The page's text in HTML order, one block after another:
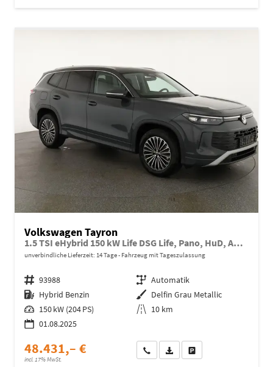
Volkswagen Tayron
1.5 TSI eHybrid 150 kW Life DSG Life, Pano, HuD, AHK, LED-Plus, Navi, 18-Zoll, 5-J Garantie
unverbindliche Lieferzeit: 14 Tage Fahrzeug mit Tageszulassung
Fahrzeugnr. 93988 Getriebe Automatik
Kraftstoff Hybrid Benzin Außenfarbe Delfin Grau Metallic
Leistung 150 kW (204 PS) Kilometerstand 10 km
01.08.2025
48.431,– €
incl. 17% MwSt.
Wir rufen Sie anFahrzeugexposé (PDF)